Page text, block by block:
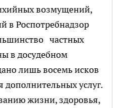
возмущений,
в Роспотребнадзор
частных
в досудебном
лишь восемь исков
услуг.
жизни, здоровья,